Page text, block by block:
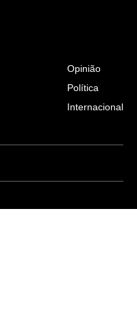
Opinião
Política
Internacional